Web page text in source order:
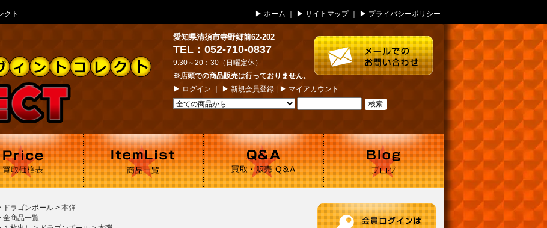
クト ▶ ホーム ｜ ▶ サイトマップ｜ ▶ プライバシーポリシー
愛知県清須市寺野郷前62-202
TEL：052-710-0837
9:30～20：30（日曜定休）
※店頭での商品販売は行っておりません。
▶ ログイン ｜ ▶ 新規会員登録 | ▶ マイアカウント
ドラゴンボール > 本弾
全商品一覧